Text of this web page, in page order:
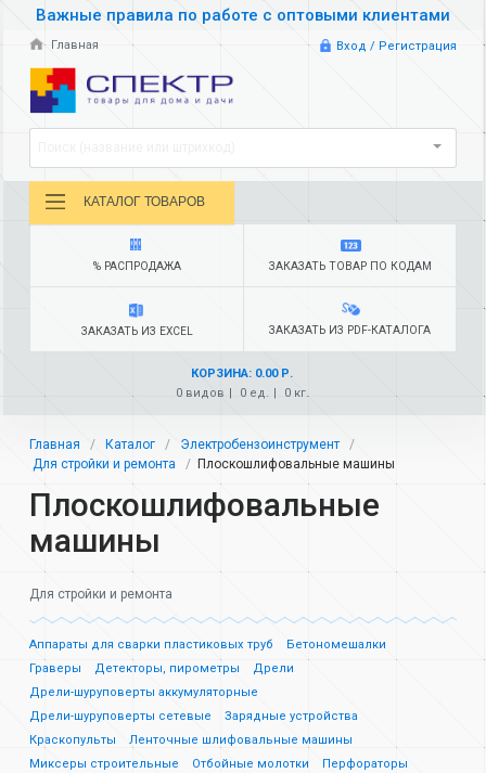
Важные правила по работе с оптовыми клиентами
Главная Вход / Регистрация
КАТАЛОГ ТОВАРОВ
% РАСПРОДАЖА ЗАКАЗАТЬ ТОВАР ПО КОДАМ
ЗАКАЗАТЬ ИЗ EXCEL ЗАКАЗАТЬ ИЗ PDF-КАТАЛОГА
КОРЗИНА: 0.00 Р.
0 видов
0 ед. 0 кг.
Главная Каталог
Электробензоинструмент
Для стройки и ремонта
Плоскошлифовальные машины
Плоскошлифовальные
машины
Для стройки и ремонта
Аппараты для сварки пластиковых труб
Бетономешалки
Граверы
Детекторы, пирометры
Дрели
Дрели-шуруповерты аккумуляторные
Дрели-шуруповерты сетевые
Зарядные устройства
Краскопульты
Ленточные шлифовальные машины
Миксеры строительные
Отбойные молотки
Перфораторы